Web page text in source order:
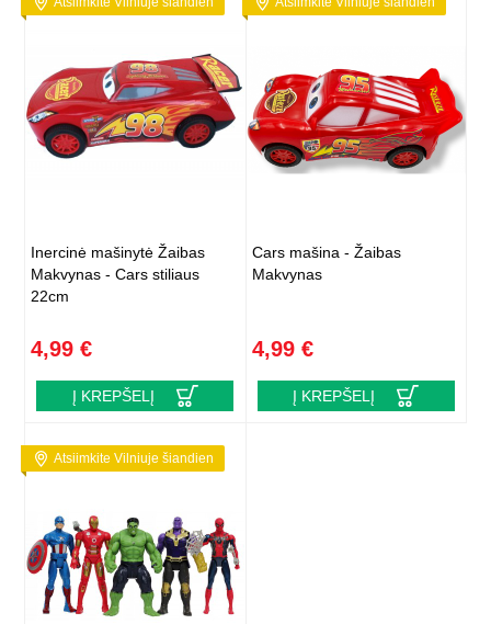
Inercinė mašinytė Žaibas
Makvynas - Cars stiliaus
22cm
4,99 €
Į KREPŠELĮ
Cars mašina - Žaibas
Makvynas
4,99 €
Į KREPŠELĮ
Atsiimkite Vilniuje šiandien